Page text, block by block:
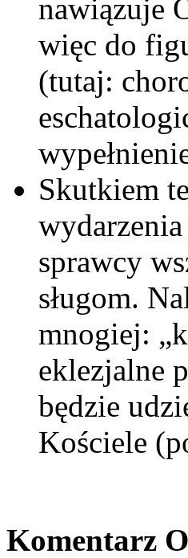
nawiązuje
więc do
(tutaj:
Skutkiem
sprawcy
sługom.
mnogiej:
eklezjalne
będzie
Kościele
Komentarz